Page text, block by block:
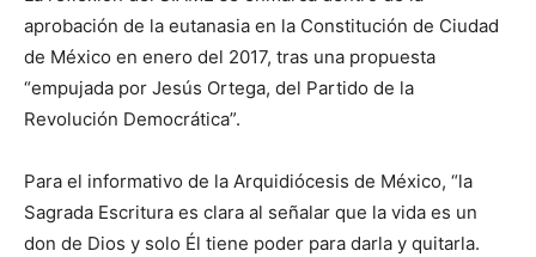
aprobación de la eutanasia en la Constitución de Ciudad
de México en enero del 2017, tras una propuesta
“empujada por Jesús Ortega, del Partido de la
Revolución Democrática”.
Para el informativo de la Arquidiócesis de México, “la
Sagrada Escritura es clara al señalar que la vida es un
don de Dios y solo Él tiene poder para darla y quitarla.